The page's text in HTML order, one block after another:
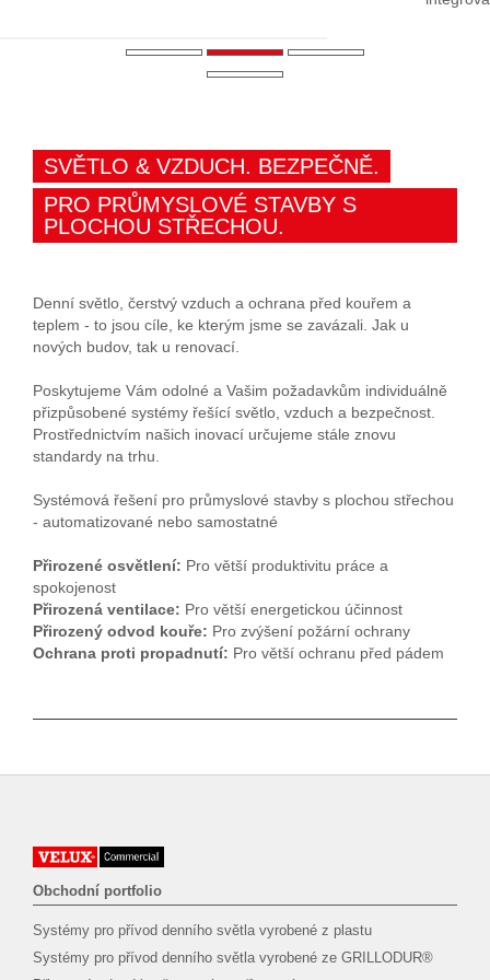
SVĚTLO & VZDUCH. BEZPEČNĚ.
PRO PRŮMYSLOVÉ STAVBY S
PLOCHOU STŘECHOU.
Denní světlo, čerstvý vzduch a ochrana před kouřem a
teplem - to jsou cíle, ke kterým jsme se zavázali. Jak u
nových budov, tak u renovací.
Poskytujeme Vám odolné a Vašim požadavkům individuálně
přizpůsobené systémy řešící světlo, vzduch a bezpečnost.
Prostřednictvím našich inovací určujeme stále znovu
standardy na trhu.
Systémová řešení pro průmyslové stavby s plochou střechou
- automatizované nebo samostatné
Přirozené osvětlení: Pro větší produktivitu práce a
spokojenost
Přirozená ventilace: Pro větší energetickou účinnost
Přirozený odvod kouře: Pro zvýšení požární ochrany
Ochrana proti propadnutí: Pro větší ochranu před pádem
Obchodní portfolio
Systémy pro přívod denního světla vyrobené z plastu
Systémy pro přívod denního světla vyrobené ze GRILLODUR®